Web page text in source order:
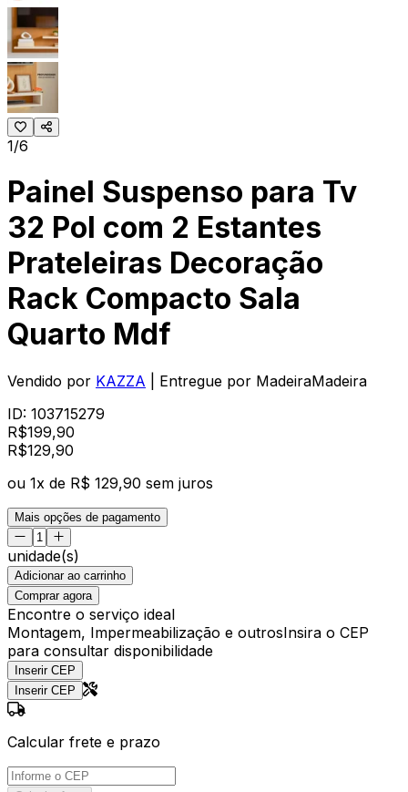
1/6
Painel Suspenso para Tv
32 Pol com 2 Estantes
Prateleiras Decoração
Rack Compacto Sala
Quarto Mdf
Vendido por KAZZA | Entregue por MadeiraMadeira
ID: 103715279
R$199,90
R$129,90
ou 1x de R$ 129,90 sem juros
Mais opções de pagamento
unidade(s)
Adicionar ao carrinho
Comprar agora
Encontre o serviço ideal
Montagem, Impermeabilização e outrosInsira o CEP
para consultar disponibilidade
Inserir CEP
Inserir CEP
Calcular frete e prazo